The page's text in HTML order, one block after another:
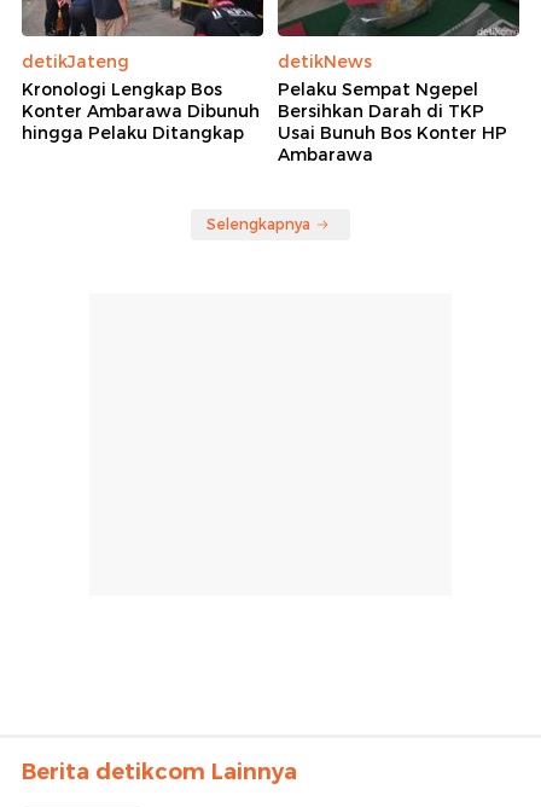
detikJateng
Kronologi Lengkap Bos
Konter Ambarawa Dibunuh
hingga Pelaku Ditangkap
detikNews
Pelaku Sempat Ngepel
Bersihkan Darah di TKP
Usai Bunuh Bos Konter HP
Ambarawa
Selengkapnya
Berita detikcom Lainnya